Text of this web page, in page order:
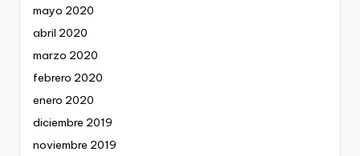
mayo 2020
abril 2020
marzo 2020
febrero 2020
enero 2020
diciembre 2019
noviembre 2019